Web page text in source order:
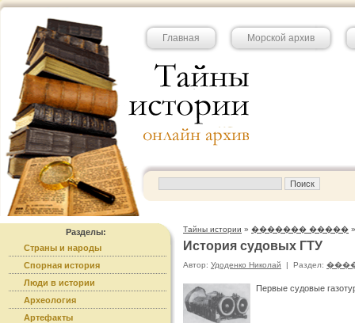
Главная Морской архив
Разделы:
Страны и народы
Спорная история
Люди в истории
Археология
Артефакты
Тайны истории » ������� �����
История судовых ГТУ
Автор: Удоденко Николай | Раздел:
Первые судовые